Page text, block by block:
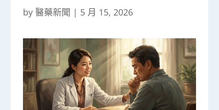
by 醫藥新聞 | 5 月 15, 2026